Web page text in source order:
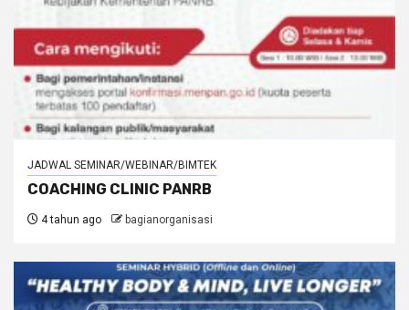
JADWAL SEMINAR/WEBINAR/BIMTEK
COACHING CLINIC PANRB
4 tahun ago bagianorganisasi